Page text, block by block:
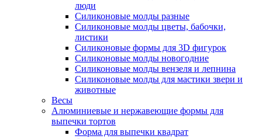
люди
Силиконовые молды разные
Силиконовые молды цветы, бабочки,
листики
Силиконовые формы для 3D фигурок
Силиконовые молды новогодние
Силиконовые молды вензеля и лепнина
Силиконовые молды для мастики звери и
животные
Весы
Алюминиевые и нержавеющие формы для
выпечки тортов
Форма для выпечки квадрат